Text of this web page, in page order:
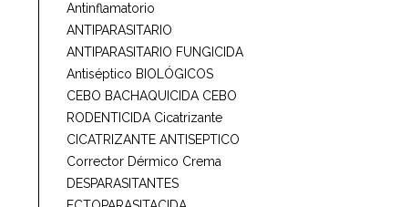
Antinflamatorio
ANTIPARASITARIO
ANTIPARASITARIO FUNGICIDA
Antiséptico BIOLÓGICOS
CEBO BACHAQUICIDA CEBO
RODENTICIDA Cicatrizante
CICATRIZANTE ANTISEPTICO
Corrector Dérmico Crema
DESPARASITANTES